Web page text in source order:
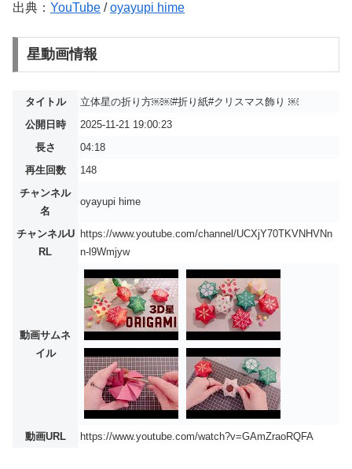
出典： YouTube /oyayupi hime
星動画情報
タイトル
立体星の折り方￼￼#折り紙#クリスマス飾り ￼
公開日時
2025-11-21 19:00:23
長さ
04:18
再生回数
148
チャンネル
名
oyayupi hime
チャンネルU
RL
https://www.youtube.com/channel/UCXjY70TKVNHVNn
n-l9Wmjyw
動画サムネ
イル
動画URL https://www.youtube.com/watch?v=GAmZraoRQFA